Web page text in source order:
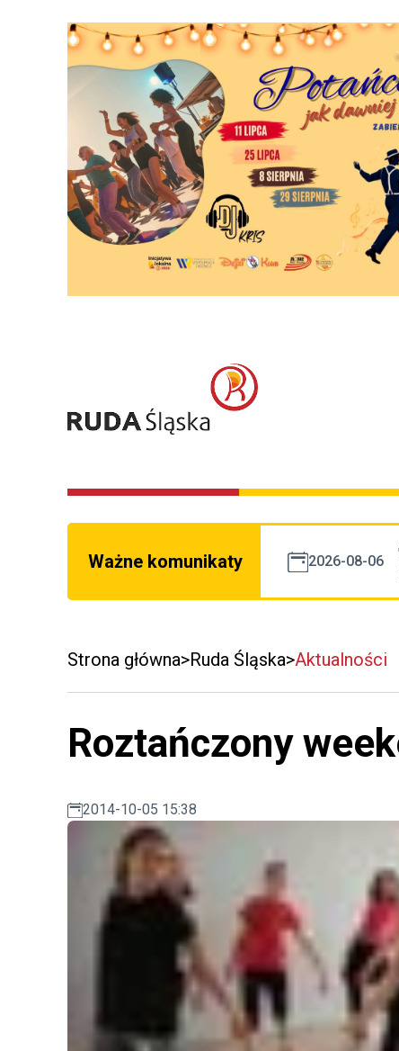
Ważne komunikaty 2026-08-06
Strona główna Ruda Śląska Aktualności
Roztańczony
2014-10-05 15:38